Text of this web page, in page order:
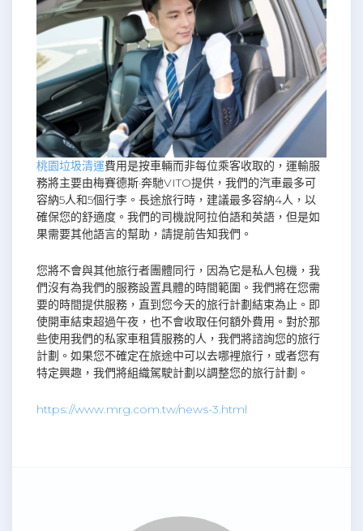
桃園垃圾清運費用是按車輛而非每位乘客收取的，運輸服
務將主要由梅賽德斯·奔馳VITO提供，我們的汽車最多可
容納5人和5個行李。長途旅行時，建議最多容納4人，以
確保您的舒適度。我們的司機說阿拉伯語和英語，但是如
果需要其他語言的幫助，請提前告知我們。
您將不會與其他旅行者團體同行，因為它是私人包機，我
們沒有為我們的服務設置具體的時間範圍。我們將在您需
要的時間提供服務，直到您今天的旅行計劃結束為止。即
使開車結束超過午夜，也不會收取任何額外費用。對於那
些使用我們的私家車租賃服務的人，我們將諮詢您的旅行
計劃。如果您不確定在旅途中可以去哪裡旅行，或者您有
特定興趣，我們將組織駕駛計劃以調整您的旅行計劃。
https://www.mrg.com.tw/news-3.html